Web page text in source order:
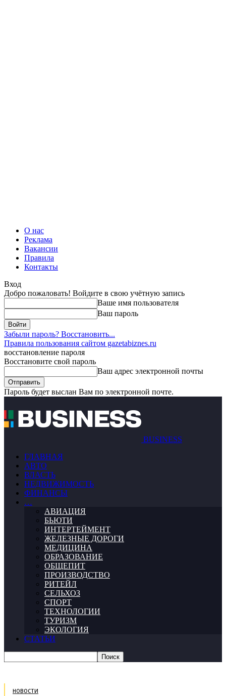
О нас
Реклама
Вакансии
Правила
Контакты
Вход
Добро пожаловать! Войдите в свою учётную запись
Ваше имя пользователя
Ваш пароль
Забыли пароль? Восстановить...
Правила пользования сайтом gazetabiznes.ru
восстановление пароля
Восстановите свой пароль
Ваш адрес электронной почты
Пароль будет выслан Вам по электронной почте.
BUSINESS
ГЛАВНАЯ
АВТО
ВЛАСТЬ
НЕДВИЖИМОСТЬ
ФИНАНСЫ
…
АВИАЦИЯ
БЬЮТИ
ИНТЕРТЕЙМЕНТ
ЖЕЛЕЗНЫЕ ДОРОГИ
МЕДИЦИНА
ОБРАЗОВАНИЕ
ОБЩЕПИТ
ПРОИЗВОДСТВО
РИТЕЙЛ
СЕЛЬХОЗ
СПОРТ
ТЕХНОЛОГИИ
ТУРИЗМ
ЭКОЛОГИЯ
СТАТЬИ
НОВОСТИ